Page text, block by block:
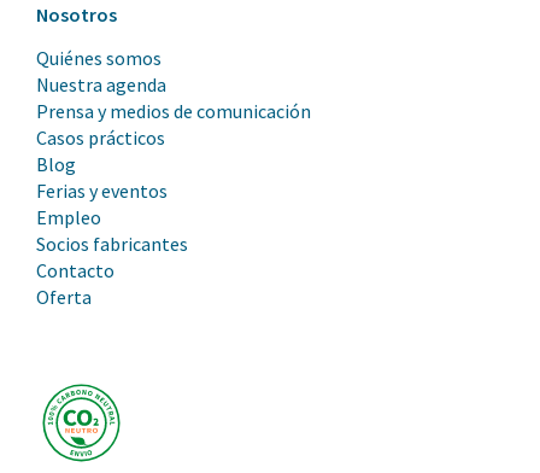
Nosotros
Quiénes somos
Nuestra agenda
Prensa y medios de comunicación
Casos prácticos
Blog
Ferias y eventos
Empleo
Socios fabricantes
Contacto
Oferta